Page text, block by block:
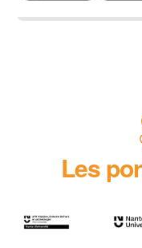
Les